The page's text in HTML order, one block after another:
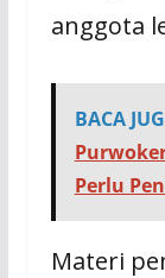
anggota
BACA
Perlu
Materi